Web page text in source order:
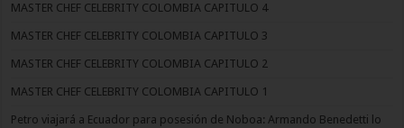
MASTER CHEF CELEBRITY COLOMBIA CAPITULO 4
MASTER CHEF CELEBRITY COLOMBIA CAPITULO 3
MASTER CHEF CELEBRITY COLOMBIA CAPITULO 2
MASTER CHEF CELEBRITY COLOMBIA CAPITULO 1
Petro viajará a Ecuador para posesión de Noboa: Armando Benedetti lo